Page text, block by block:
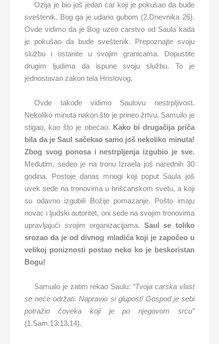
Ozija je bio još jedan car koji je pokušao da bude
sveštenik. Bog ga je udario gubom (2.Dnevnika 26).
Ovde vidimo da je Bog uzeo carstvo od Saula kada
je pokušao da bude sveštenik. Prepoznajte svoju
službu i ostanite u svojim granicama. Dopustite
drugim ljudima da ispune svoju službu. To je
jednostavan zakon tela Hristovog.
Ovde takođe vidimo Saulovu nestrpljivost.
Nekoliko minuta nakon što je prineo žrtvu, Samuilo je
stigao, kao što je obećao. Kako bi drugačija priča
bila da je Saul sačekao samo još nekoliko minuta!
Zbog svog ponosa i nestrpljenja izgubio je sve.
Međutim, sedeo je na tronu Izraela još narednih 30
godina. Postoje danas mnogi koji poput Saula još
uvek sede na tronovima u hrišćanskom svetu, a koji
su odavno izgubili Božije pomazanje. Pošto imaju
novac i ljudski autoritet, oni sede na svojim tronovima
upravljajući svojim organizacijama. Saul se toliko
srozao da je od divnog mladića koji je započeo u
velikoj poniznosti postao neko ko je beskoristan
Bogu!
Samuilo je zatim rekao Saulu: “Tvoja carska vlast
se neće održati. Napravio si glupost! Gospod je sebi
potražio čoveka koji je po njegovom srcu”
(1.Sam.13:13,14).